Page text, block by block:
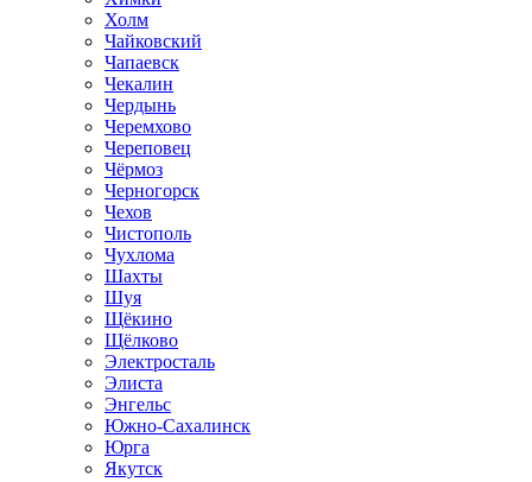
Холм
Чайковский
Чапаевск
Чекалин
Чердынь
Черемхово
Череповец
Чёрмоз
Черногорск
Чехов
Чистополь
Чухлома
Шахты
Шуя
Щёкино
Щёлково
Электросталь
Элиста
Энгельс
Южно-Сахалинск
Юрга
Якутск